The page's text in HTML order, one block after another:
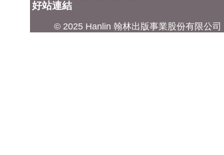
好站連結
© 2025 Hanlin 翰林出版事業股份有限公司